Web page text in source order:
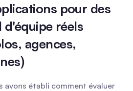
pour des
d'équipe réels
agences,
avons établi comment évaluer